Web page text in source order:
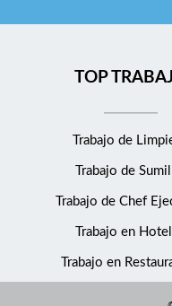
TOP
Trabajo de
Trabajo de
Trabajo de Chef
Trabajo en
Trabajo en